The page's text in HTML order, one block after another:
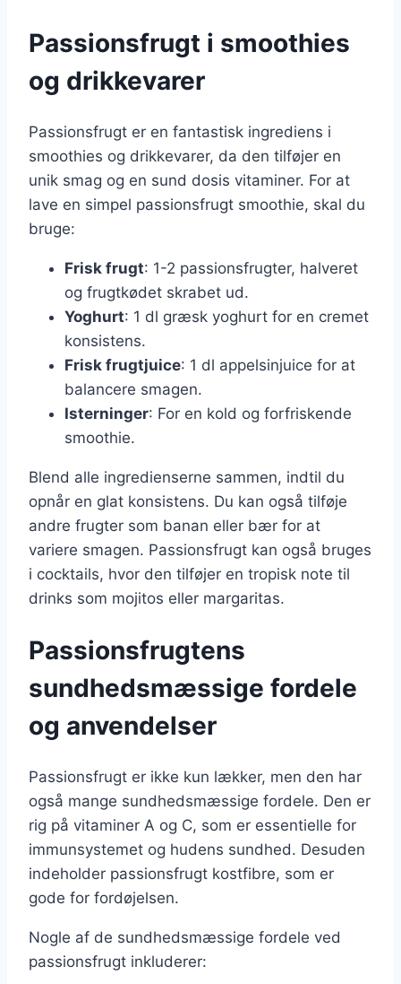
Passionsfrugt i smoothies
og drikkevarer
Passionsfrugt er en fantastisk ingrediens i
smoothies og drikkevarer, da den tilføjer en
unik smag og en sund dosis vitaminer. For at
lave en simpel passionsfrugt smoothie, skal du
bruge:
Frisk frugt: 1-2 passionsfrugter, halveret
og frugtkødet skrabet ud.
Yoghurt: 1 dl græsk yoghurt for en cremet
konsistens.
Frisk frugtjuice: 1 dl appelsinjuice for at
balancere smagen.
Isterninger: For en kold og forfriskende
smoothie.
Blend alle ingredienserne sammen, indtil du
opnår en glat konsistens. Du kan også tilføje
andre frugter som banan eller bær for at
variere smagen. Passionsfrugt kan også bruges
i cocktails, hvor den tilføjer en tropisk note til
drinks som mojitos eller margaritas.
Passionsfrugtens
sundhedsmæssige fordele
og anvendelser
Passionsfrugt er ikke kun lækker, men den har
også mange sundhedsmæssige fordele. Den er
rig på vitaminer A og C, som er essentielle for
immunsystemet og hudens sundhed. Desuden
indeholder passionsfrugt kostfibre, som er
gode for fordøjelsen.
Nogle af de sundhedsmæssige fordele ved
passionsfrugt inkluderer: